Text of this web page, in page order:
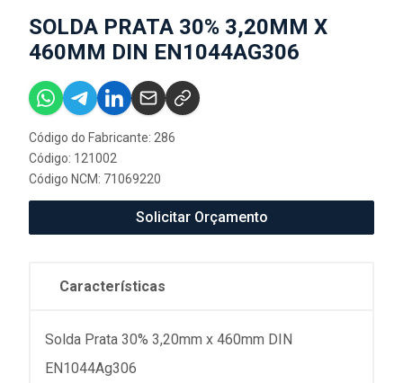
SOLDA PRATA 30% 3,20MM X
460MM DIN EN1044AG306
Código do Fabricante: 286
Código: 121002
Código NCM: 71069220
Solicitar Orçamento
Características
Solda Prata 30% 3,20mm x 460mm DIN
EN1044Ag306